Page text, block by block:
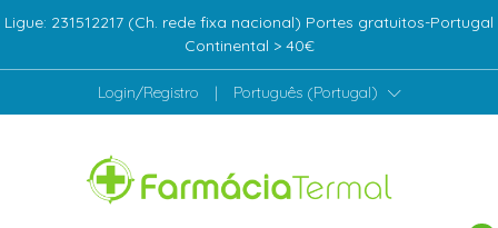
Ligue: 231512217 (Ch. rede fixa nacional) Portes gratuitos-Portugal
Continental > 40€
Login/Registro | Português (Portugal)